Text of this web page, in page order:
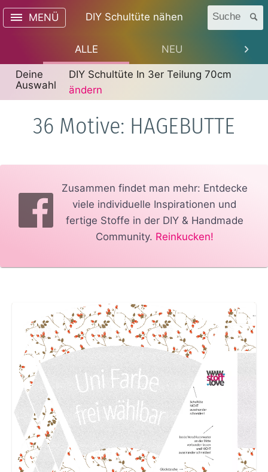
MENÜ DIY Schultüte nähen Suche
ALLE NEU
Deine
Auswahl
DIY Schultüte In 3er Teilung 70cm
ändern
36 Motive: HAGEBUTTE
Zusammen findet man mehr: Entdecke
viele individuelle Inspirationen und
fertige Stoffe in der DIY & Handmade
Community. Reinkucken!